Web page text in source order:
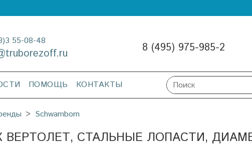
55-08-48 8 (495) 975-985-2
ПОМОЩЬ КОНТАКТЫ
Schwamborn
ВЕРТОЛЕТ, СТАЛЬНЫЕ ЛОПАСТИ,